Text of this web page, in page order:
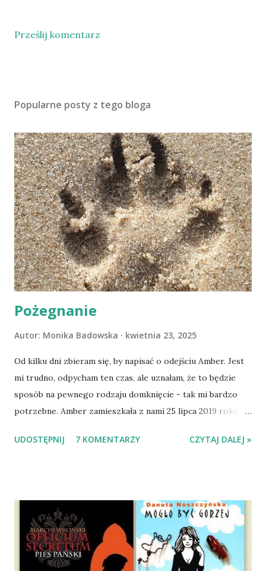
Prześlij komentarz
Popularne posty z tego bloga
Pożegnanie
Autor: Monika Badowska kwietnia 23, 2025
Od kilku dni zbieram się, by napisać o odejściu Amber. Jest
mi trudno, odpycham ten czas, ale uznałam, że to będzie
sposób na pewnego rodzaju domknięcie - tak mi bardzo
potrzebne. Amber zamieszkała z nami 25 lipca 2019 roku.
Mazowieckim, pojechaliśmy na wizytę zapoznawczą, a kilka
wspólnego życia przeczytacie TUTAJ i TUTAJ . Gdy już
nieco okrzepliśmy w codzienności z psem, a Amber - z
ludźmi i kotami, pojawił się pomysł na wspólny jesienny
wyjazd w Beskid Niski. Zanim to jednak się stało psica miała
UDOSTĘPNIJ 7 KOMENTARZY CZYTAJ DALEJ »